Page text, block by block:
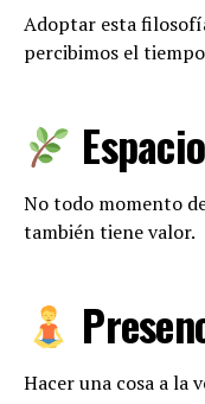
Adoptar esta
percibimos el
No todo momento
también tiene valor.
Hacer una cosa a la